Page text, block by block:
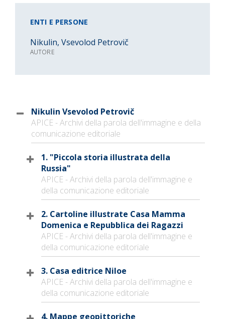
ENTI E PERSONE
Nikulin, Vsevolod Petrovič
AUTORE
Nikulin Vsevolod Petrovič
APICE - Archivi della parola dell'immagine e della
comunicazione editoriale
1. "Piccola storia illustrata della
Russia"
APICE - Archivi della parola dell'immagine e
della comunicazione editoriale
2. Cartoline illustrate Casa Mamma
Domenica e Repubblica dei Ragazzi
APICE - Archivi della parola dell'immagine e
della comunicazione editoriale
3. Casa editrice Niloe
APICE - Archivi della parola dell'immagine e
della comunicazione editoriale
4. Mappe geopittoriche